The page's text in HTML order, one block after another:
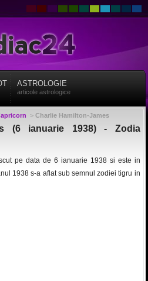
ASTROLOGIE
articole astrologice
> Charlie Hamilton-James
(6 ianuarie 1938) - Zodia
pe data de 6 ianuarie 1938 si este in
1938 s-a aflat sub semnul zodiei tigru in